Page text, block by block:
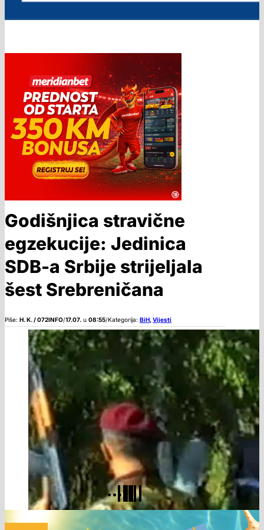
Godišnjica stravične
egzekucije: Jedinica
SDB-a Srbije strijeljala
šest Srebreničana
Piše: H. K. / 072INFO/17.07. u 08:55/Kategorija: BiH,Vijesti